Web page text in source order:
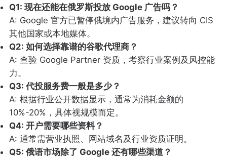
Q1: 现在还能在俄罗斯投放 Google 广告吗？
A: Google 官方已暂停俄境内广告服务，建议转向 CIS
其他国家或本地媒体。
Q2: 如何选择靠谱的谷歌代理商？
A: 查验 Google Partner 资质，考察行业案例及风控能
力。
Q3: 代投服务费一般是多少？
A: 根据行业公开数据显示，通常为消耗金额的
10%-20%，具体视规模而定。
Q4: 开户需要哪些资料？
A: 通常需营业执照、网站域名及行业资质证明。
Q5: 俄语市场除了 Google 还有哪些渠道？